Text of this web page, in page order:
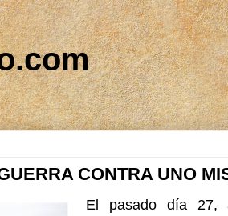
CONTRA UNO
El pasado día 27,